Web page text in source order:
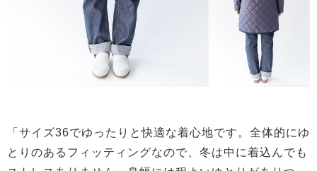
「サイズ36でゆったりと快適な着心地です。全体的にゆ
とりのあるフィッティングなので、冬は中に着込んでも